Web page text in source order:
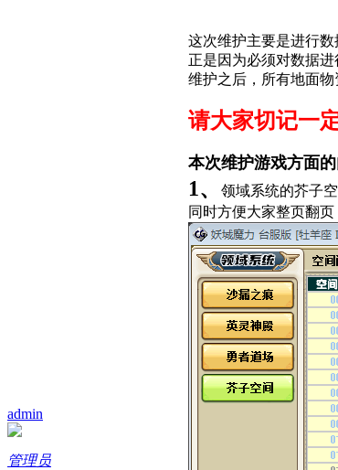
admin
管理员
这次维护主要是进行
正是因为必须对数据进
维护之后，所有地面物
请大家切记一
本次维护游戏方面的
1、
领域系统的芥子
同时方便大家整页翻